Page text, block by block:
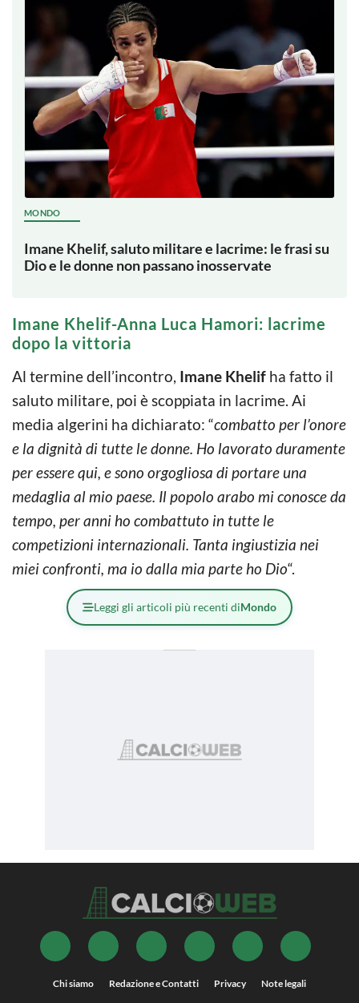
MONDO
Imane Khelif, saluto militare e lacrime: le frasi su
Dio e le donne non passano inosservate
Imane Khelif-Anna Luca Hamori: lacrime
dopo la vittoria
Al termine dell’incontro, Imane Khelif ha fatto il
saluto militare, poi è scoppiata in lacrime. Ai
media algerini ha dichiarato: “combatto per l’onore
e la dignità di tutte le donne. Ho lavorato duramente
per essere qui, e sono orgogliosa di portare una
medaglia al mio paese. Il popolo arabo mi conosce da
tempo, per anni ho combattuto in tutte le
competizioni internazionali. Tanta ingiustizia nei
miei confronti, ma io dalla mia parte ho Dio“.
Leggi gli articoli più recenti diMondo
Chi siamo Redazione e Contatti Privacy Note legali